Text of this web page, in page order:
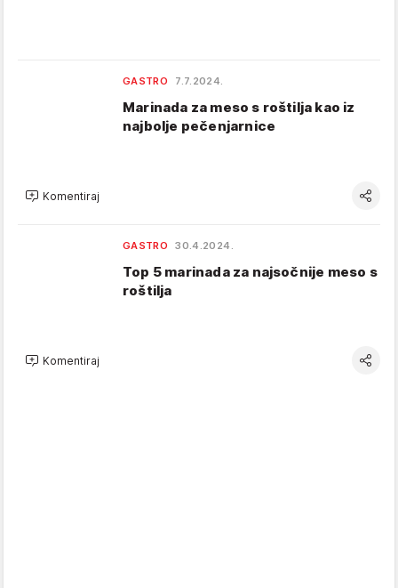
GASTRO 7.7.2024.
Marinada za meso s roštilja kao iz
najbolje pečenjarnice
Komentiraj
GASTRO 30.4.2024.
Top 5 marinada za najsočnije meso s
roštilja
Komentiraj